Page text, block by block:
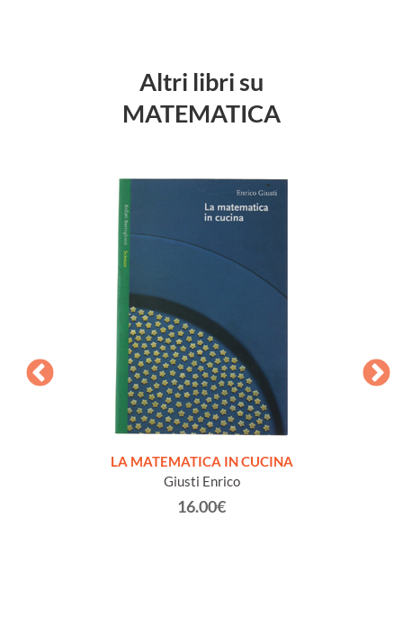
Altri libri su
MATEMATICA
LA MATEMATICA IN CUCINA
Giusti Enrico
16.00€